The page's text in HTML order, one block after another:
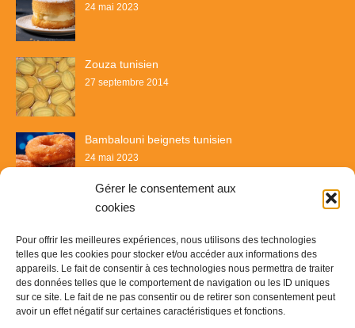
Gérer le consentement aux
cookies
Pour offrir les meilleures expériences, nous utilisons des technologies
telles que les cookies pour stocker et/ou accéder aux informations des
appareils. Le fait de consentir à ces technologies nous permettra de traiter
des données telles que le comportement de navigation ou les ID uniques
sur ce site. Le fait de ne pas consentir ou de retirer son consentement peut
avoir un effet négatif sur certaines caractéristiques et fonctions.
24 mai 2023
Zouza tunisien
27 septembre 2014
Bambalouni beignets tunisien
24 mai 2023